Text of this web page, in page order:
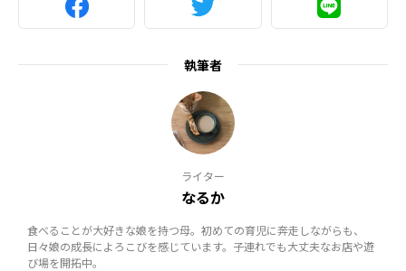
執筆者
ライター
なるか
食べることが大好きな娘を持つ母。初めての育児に奔走しながらも、
日々娘の成長によろこびを感じています。子連れでも大丈夫なお店や遊
び場を開拓中。